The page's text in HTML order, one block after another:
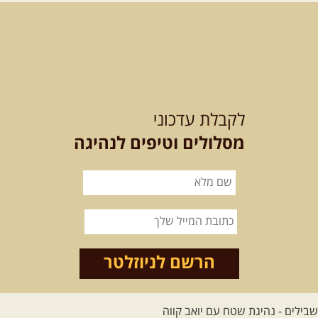
נצא מצומת גולנו למסע שטח מרתק
האם אתם מחפשים חוויה מיוחדת
בטבע? מחפשים חוויה שתעניק לכם ...
שישי- ממרומי
הגליל העליון למורדות הירדן
נצא מג'ש שבמורדות הר מירון, נמשיך
לאורך נחל דישון ונעצור ...[המשך]
לכל הטיולים
לקבלת עדכוני
מסלולים וטיפים לנהיגה
הרשם לניוזלטר